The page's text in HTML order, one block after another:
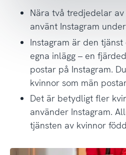
Nära två tredjedelar
använt Instagram
Instagram är den
egna inlägg – en
postar på Instagram.
kvinnor som män
Det är betydligt fler
använder Instagram.
tjänsten av kvinnor